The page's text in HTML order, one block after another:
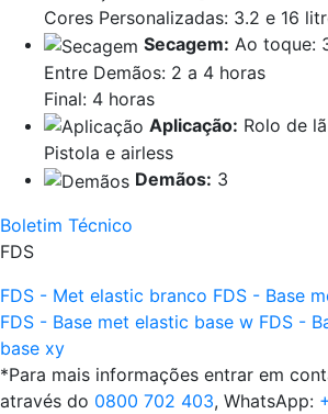
Cores Personalizadas: 3.2 e 16
Secagem: Ao toque:
Entre Demãos: 2 a 4 horas
Final: 4 horas
Aplicação: Rolo de
Pistola e airless
Demãos: 3
Boletim Técnico
FDS
FDS - Met elastic branco FDS - Base
FDS - Base met elastic base w FDS -
base xy
*Para mais informações entrar em
através do 0800 702 403, WhatsApp: